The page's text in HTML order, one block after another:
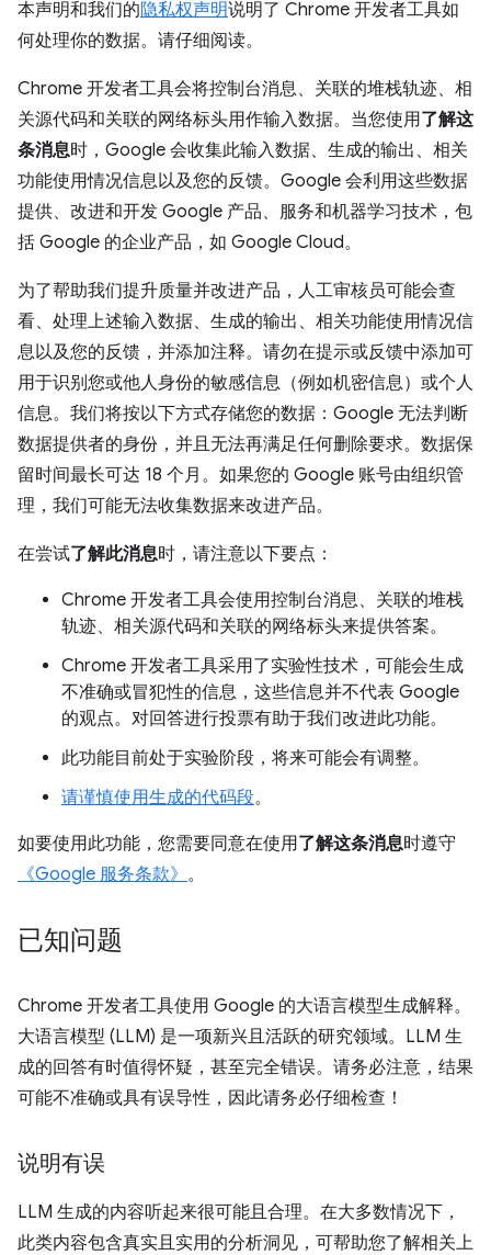
本声明和我们的隐私权声明说明了 Chrome 开发者工具如
何处理你的数据。请仔细阅读。
Chrome 开发者工具会将控制台消息、关联的堆栈轨迹、相
关源代码和关联的网络标头用作输入数据。当您使用了解这
条消息时，Google 会收集此输入数据、生成的输出、相关
功能使用情况信息以及您的反馈。Google 会利用这些数据
提供、改进和开发 Google 产品、服务和机器学习技术，包
括 Google 的企业产品，如 Google Cloud。
为了帮助我们提升质量并改进产品，人工审核员可能会查
看、处理上述输入数据、生成的输出、相关功能使用情况信
息以及您的反馈，并添加注释。请勿在提示或反馈中添加可
用于识别您或他人身份的敏感信息（例如机密信息）或个人
信息。我们将按以下方式存储您的数据：Google 无法判断
数据提供者的身份，并且无法再满足任何删除要求。数据保
留时间最长可达 18 个月。如果您的 Google 账号由组织管
理，我们可能无法收集数据来改进产品。
在尝试了解此消息时，请注意以下要点：
Chrome 开发者工具会使用控制台消息、关联的堆栈
轨迹、相关源代码和关联的网络标头来提供答案。
Chrome 开发者工具采用了实验性技术，可能会生成
不准确或冒犯性的信息，这些信息并不代表 Google
的观点。对回答进行投票有助于我们改进此功能。
此功能目前处于实验阶段，将来可能会有调整。
请谨慎使用生成的代码段。
如要使用此功能，您需要同意在使用了解这条消息时遵守
《Google 服务条款》 。
已知问题
Chrome 开发者工具使用 Google 的大语言模型生成解释。
大语言模型 (LLM) 是一项新兴且活跃的研究领域。LLM 生
成的回答有时值得怀疑，甚至完全错误。请务必注意，结果
可能不准确或具有误导性，因此请务必仔细检查！
说明有误
LLM 生成的内容听起来很可能且合理。在大多数情况下，
此类内容包含真实且实用的分析洞见，可帮助您了解相关上